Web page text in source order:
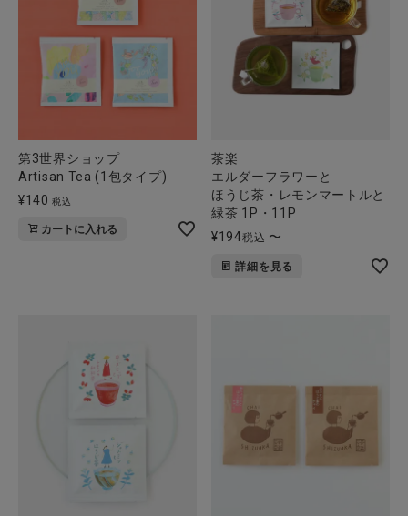
第3世界ショップ
Artisan Tea (1包タイプ)
¥140 税込
カートに入れる
茶楽
エルダーフラワーと
ほうじ茶・レモンマートルと
緑茶 1P・11P
¥194税込 〜
詳細を見る